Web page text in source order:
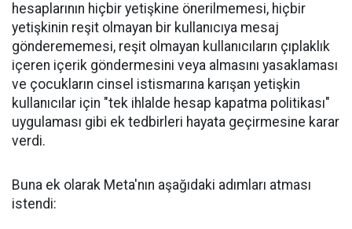
hesaplarının hiçbir yetişkine önerilmemesi, hiçbir
yetişkinin reşit olmayan bir kullanıcıya mesaj
gönderememesi, reşit olmayan kullanıcıların çıplaklık
içeren içerik göndermesini veya almasını yasaklaması
ve çocukların cinsel istismarına karışan yetişkin
kullanıcılar için "tek ihlalde hesap kapatma politikası"
uygulaması gibi ek tedbirleri hayata geçirmesine karar
verdi.
Buna ek olarak Meta'nın aşağıdaki adımları atması
istendi: